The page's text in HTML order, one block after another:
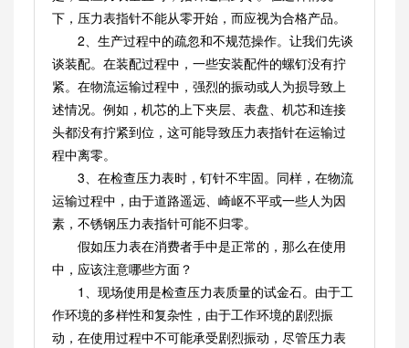
下，压力表指针不能从零开始，而应视为合格产品。
2、生产过程中的疏忽和不规范操作。让我们先谈
谈装配。在装配过程中，一些安装配件的螺钉没有拧
紧。在物流运输过程中，强烈的振动或人为损导致上
述情况。例如，机芯的上下夹层、表盘、机芯和连接
头都没有拧紧到位，这可能导致压力表指针在运输过
程中离零。
3、在检查压力表时，钉针不牢固。同样，在物流
运输过程中，由于道路遥远、崎岖不平或一些人为因
素，不锈钢压力表指针可能不归零。
假如压力表在消费者手中是正常的，那么在使用
中，应该注意哪些方面？
1、现场使用是检查压力表质量的试金石。由于工
作环境的多样性和复杂性，由于工作环境的剧烈振
动，在使用过程中不可能承受剧烈振动，尽管压力表